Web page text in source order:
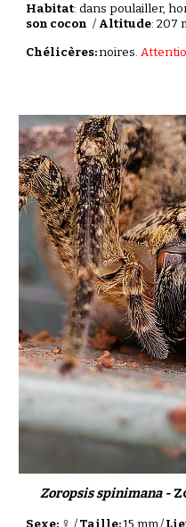
Habitat: danspoulailler,
son cocon / Altitude:207
Chélicères:noires.
Zoropsis spinimana -
♀